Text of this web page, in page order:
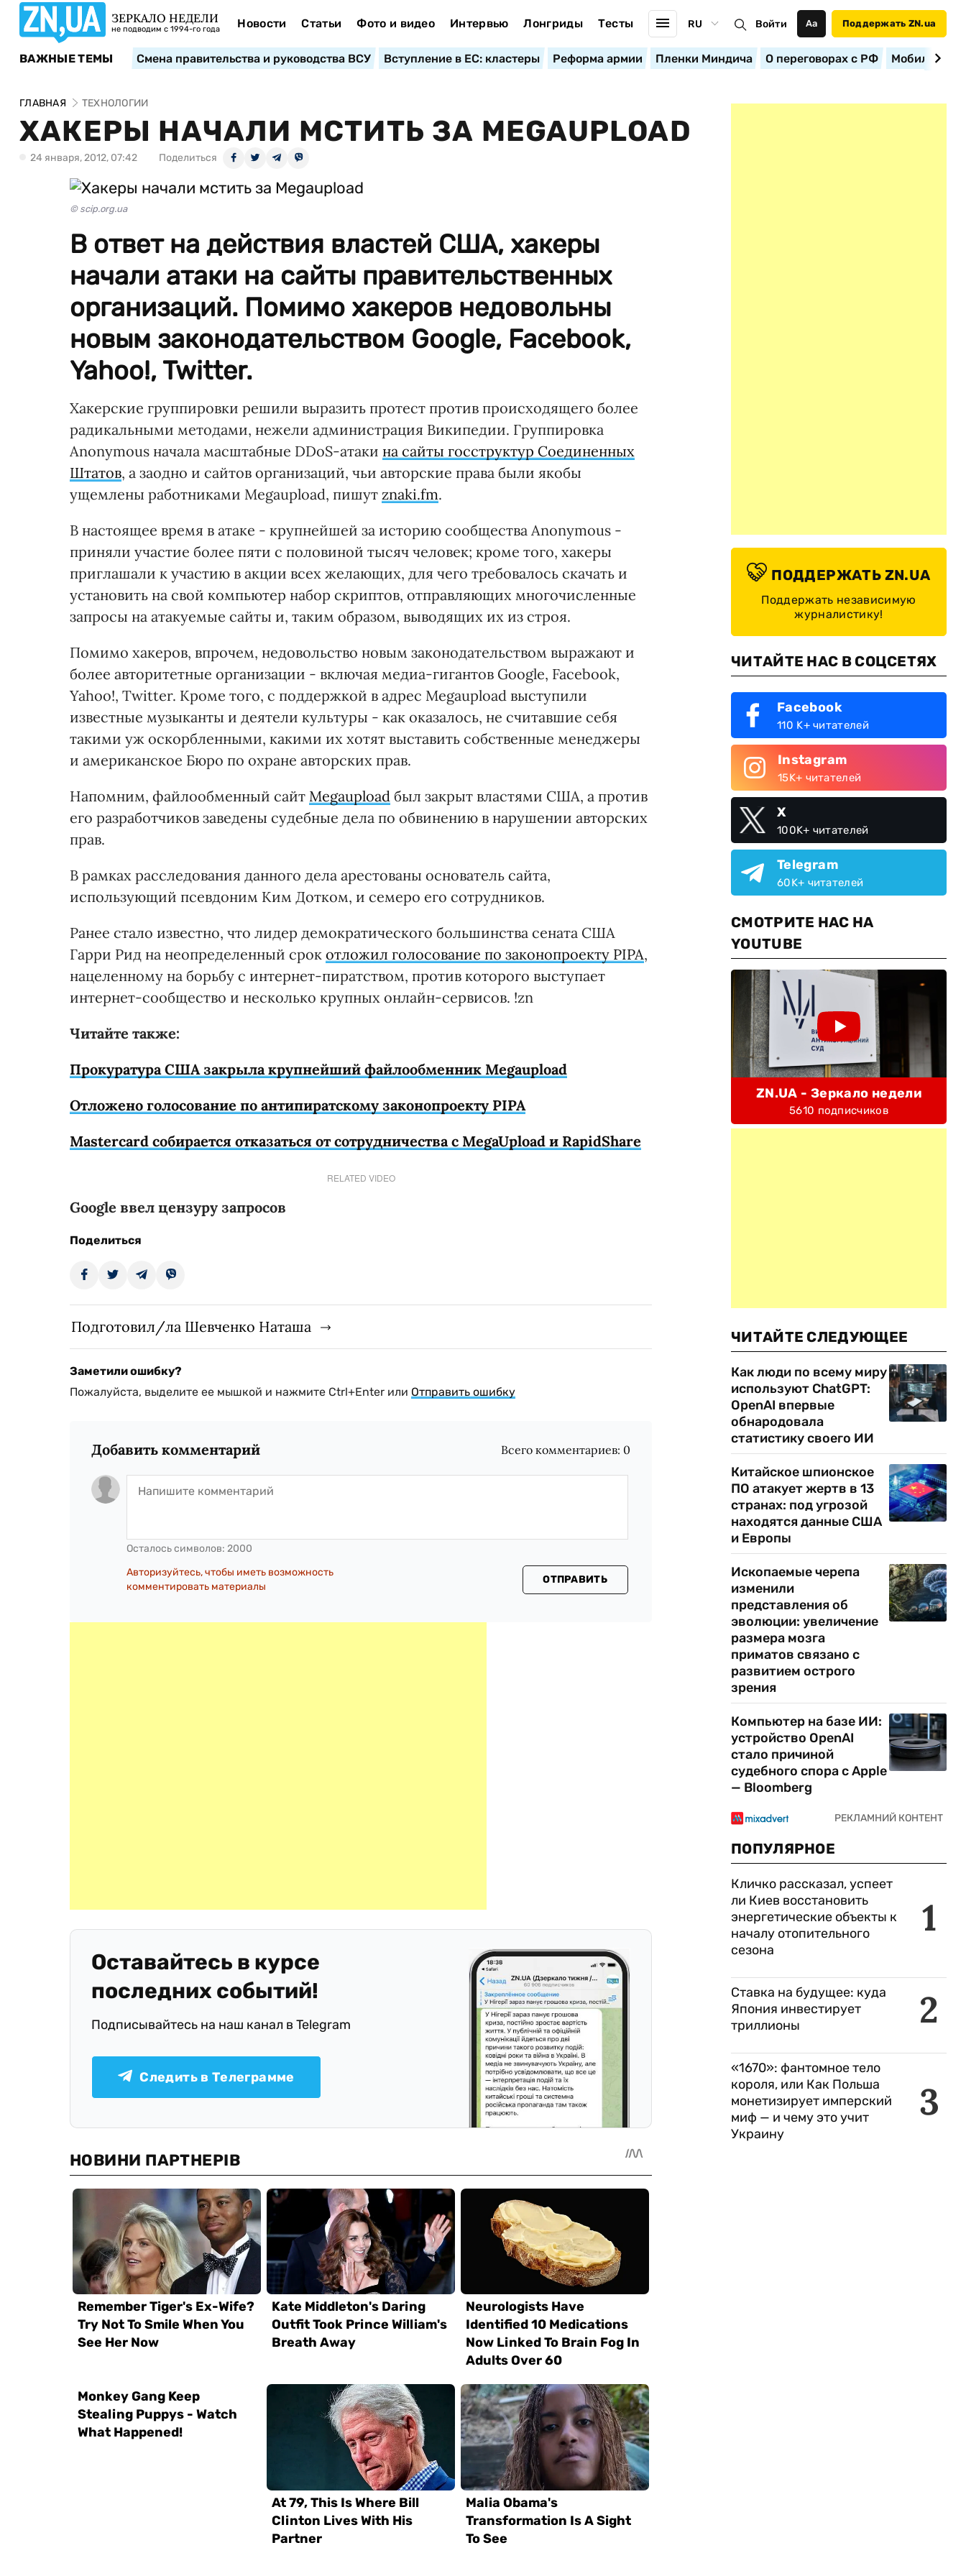
ЗЕРКАЛО НЕДЕЛИ
не подводим с 1994-го года Новости Статьи Фото и видео Интервью Лонгриды Тесты RU Войти Аа Поддержать ZN.ua
ВАЖНЫЕ ТЕМЫ Смена правительства и руководства ВСУ Вступление в ЕС: кластеры Реформа армии Пленки Миндича О переговорах с РФ
ГЛАВНАЯ ТЕХНОЛОГИИ
ХАКЕРЫ НАЧАЛИ МСТИТЬ ЗА MEGAUPLOAD
24 января, 2012, 07:42 Поделиться
© scip.org.ua
В ответ на действия властей США, хакеры
начали атаки на сайты правительственных
организаций. Помимо хакеров недовольны
новым законодательством Google, Facebook,
Yahoo!, Twitter.
Хакерские группировки решили выразить протест против происходящего более
радикальными методами, нежели администрация Википедии. Группировка
Anonymous начала масштабные DDoS-атаки на сайты госструктур Соединенных
Штатов, а заодно и сайтов организаций, чьи авторские права были якобы
ущемлены работниками Megaupload, пишут znaki.fm.
В настоящее время в атаке - крупнейшей за историю сообщества Anonymous -
приняли участие более пяти с половиной тысяч человек; кроме того, хакеры
приглашали к участию в акции всех желающих, для чего требовалось скачать и
установить на свой компьютер набор скриптов, отправляющих многочисленные
запросы на атакуемые сайты и, таким образом, выводящих их из строя.
Помимо хакеров, впрочем, недовольство новым законодательством выражают и
более авторитетные организации - включая медиа-гигантов Google, Facebook,
Yahoo!, Twitter. Кроме того, с поддержкой в адрес Megaupload выступили
известные музыканты и деятели культуры - как оказалось, не считавшие себя
такими уж оскорбленными, какими их хотят выставить собственные менеджеры
и американское Бюро по охране авторских прав.
Напомним, файлообменный сайт Megaupload был закрыт властями США, а против
его разработчиков заведены судебные дела по обвинению в нарушении авторских
прав.
В рамках расследования данного дела арестованы основатель сайта,
использующий псевдоним Ким Дотком, и семеро его сотрудников.
Ранее стало известно, что лидер демократического большинства сената США
Гарри Рид на неопределенный срок отложил голосование по законопроекту PIPA,
нацеленному на борьбу с интернет-пиратством, против которого выступает
интернет-сообщество и несколько крупных онлайн-сервисов. !zn
Читайте также:
Прокуратура США закрыла крупнейший файлообменник Megaupload
Отложено голосование по антипиратскому законопроекту PIPA
Mastercard собирается отказаться от сотрудничества с MegaUpload и RapidShare
RELATED VIDEO
Google ввел цензуру запросов
Поделиться
Подготовил/ла Шевченко Наташа
Заметили ошибку?
Пожалуйста, выделите ее мышкой и нажмите Ctrl+Enter или Отправить ошибку
Добавить комментарий Всего комментариев: 0
Осталось символов: 2000
Авторизуйтесь, чтобы иметь возможность
комментировать материалы
ОТПРАВИТЬ
Оставайтесь в курсе
последних событий!
Подписывайтесь на наш канал в Telegram
Следить в Телеграмме
ПОДДЕРЖАТЬ ZN.UA
Поддержать независимую
журналистику!
ЧИТАЙТЕ НАС В СОЦСЕТЯХ
Facebook
110 K+ читателей
Instagram
15K+ читателей
X
100K+ читателей
Telegram
60K+ читателей
СМОТРИТЕ НАС НА
YOUTUBE
ZN.UA - Зеркало недели
5610 подписчиков
ЧИТАЙТЕ СЛЕДУЮЩЕЕ
Как люди по всему миру
используют ChatGPT:
OpenAI впервые
обнародовала
статистику своего ИИ
Китайское шпионское
ПО атакует жертв в 13
странах: под угрозой
находятся данные США
и Европы
Ископаемые черепа
изменили
представления об
эволюции: увеличение
размера мозга
приматов связано с
развитием острого
зрения
Компьютер на базе ИИ:
устройство OpenAI
стало причиной
судебного спора с Apple
— Bloomberg
ПОПУЛЯРНОЕ
1
Кличко рассказал, успеет
ли Киев восстановить
энергетические объекты к
началу отопительного
сезона
2
Ставка на будущее: куда
Япония инвестирует
триллионы
3
«1670»: фантомное тело
короля, или Как Польша
монетизирует имперский
миф — и чему это учит
Украину